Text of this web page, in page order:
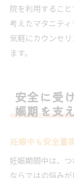
院を利用するこ
考えたマタニテ
気軽にカウンセ
ます。
安全に受
娠期を支
妊娠中も安全重
妊娠期間中は、
ならではの悩み